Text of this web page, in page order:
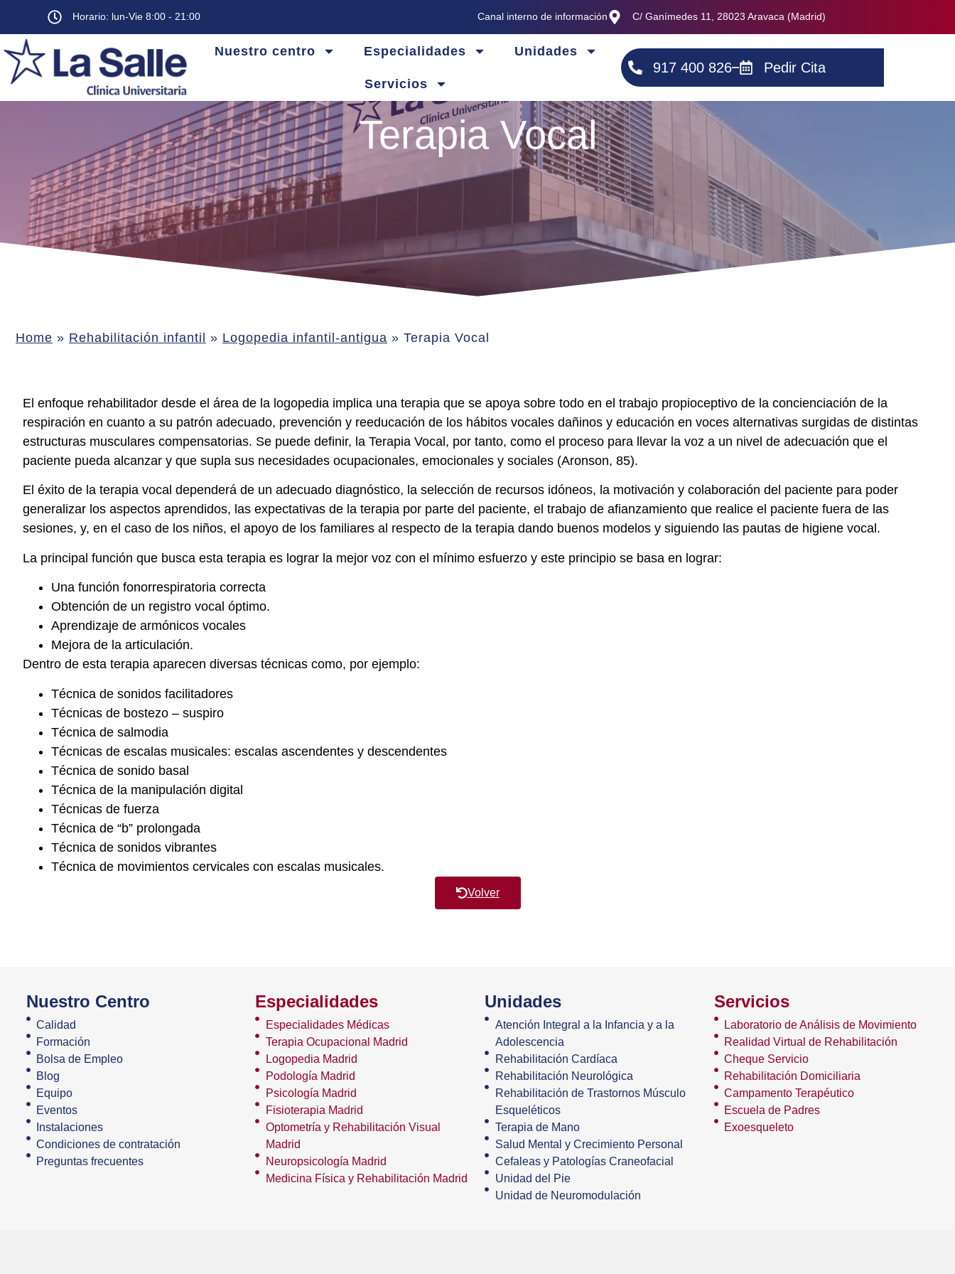
Horario: lun-Vie 8:00 - 21:00 Canal interno de información C/ Ganímedes 11, 28023 Aravaca (Madrid)
Nuestro centro Especialidades Unidades
Servicios
917 400 826 Pedir Cita
Terapia Vocal
Home » Rehabilitación infantil » Logopedia infantil-antigua » Terapia Vocal
El enfoque rehabilitador desde el área de la logopedia implica una terapia que se apoya sobre todo en el trabajo propioceptivo de la concienciación de la
respiración en cuanto a su patrón adecuado, prevención y reeducación de los hábitos vocales dañinos y educación en voces alternativas surgidas de distintas
estructuras musculares compensatorias. Se puede definir, la Terapia Vocal, por tanto, como el proceso para llevar la voz a un nivel de adecuación que el
paciente pueda alcanzar y que supla sus necesidades ocupacionales, emocionales y sociales (Aronson, 85).
El éxito de la terapia vocal dependerá de un adecuado diagnóstico, la selección de recursos idóneos, la motivación y colaboración del paciente para poder
generalizar los aspectos aprendidos, las expectativas de la terapia por parte del paciente, el trabajo de afianzamiento que realice el paciente fuera de las
sesiones, y, en el caso de los niños, el apoyo de los familiares al respecto de la terapia dando buenos modelos y siguiendo las pautas de higiene vocal.
La principal función que busca esta terapia es lograr la mejor voz con el mínimo esfuerzo y este principio se basa en lograr:
Una función fonorrespiratoria correcta
Obtención de un registro vocal óptimo.
Aprendizaje de armónicos vocales
Mejora de la articulación.
Dentro de esta terapia aparecen diversas técnicas como, por ejemplo:
Técnica de sonidos facilitadores
Técnicas de bostezo – suspiro
Técnica de salmodia
Técnicas de escalas musicales: escalas ascendentes y descendentes
Técnica de sonido basal
Técnica de la manipulación digital
Técnicas de fuerza
Técnica de “b” prolongada
Técnica de sonidos vibrantes
Técnica de movimientos cervicales con escalas musicales.
Volver
Nuestro Centro
Calidad
Formación
Bolsa de Empleo
Blog
Equipo
Eventos
Instalaciones
Condiciones de contratación
Preguntas frecuentes
Especialidades
Especialidades Médicas
Terapia Ocupacional Madrid
Logopedia Madrid
Podología Madrid
Psicología Madrid
Fisioterapia Madrid
Optometría y Rehabilitación Visual
Madrid
Neuropsicología Madrid
Medicina Física y Rehabilitación Madrid
Unidades
Atención Integral a la Infancia y a la
Adolescencia
Rehabilitación Cardíaca
Rehabilitación Neurológica
Rehabilitación de Trastornos Músculo
Esqueléticos
Terapia de Mano
Salud Mental y Crecimiento Personal
Cefaleas y Patologías Craneofacial
Unidad del Pie
Unidad de Neuromodulación
Servicios
Laboratorio de Análisis de Movimiento
Realidad Virtual de Rehabilitación
Cheque Servicio
Rehabilitación Domiciliaria
Campamento Terapéutico
Escuela de Padres
Exoesqueleto